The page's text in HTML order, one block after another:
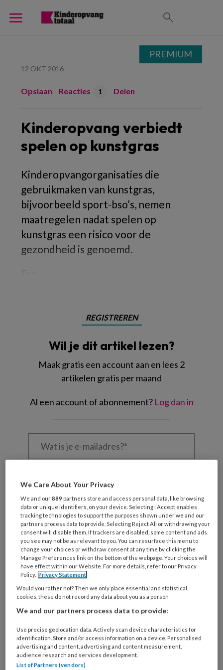
12 OKT 2016
Opslaan Reacties 1 Delen
Kinderopvang verbiedt
spelen op kunstgras
Kinderopvangorganisaties die
gebruikmaken van kunstgras,
bijvoorbeeld sport-bso’s, nemen
maatregelen nadat spelen op
kunstgras een risico voor de
gezondheid is genoemd.
REGISTREREN
Wil je dit artikel lezen?
Maak gratis een account aan en lees 2
artikelen gratis per maand
Al een account of abonnement? Log dan in
Wat
* *
je
wachtwoord*
*
Kies
je
functie *
Bij
welke
organisatie
werk
je?
Untitled
Ontvang 2x per week de
KinderopvangTotaal nieuwsbrief
Ontvang iedere zondag het
Management Kinderopvang
Weekoverzicht
PREMIUM
We Care About Your Privacy
We and our889 partners store and access personal data, like browsing
data or unique identifiers, on your device. Selecting I Accept enables
tracking technologies to support the purposes shown under we and our
partners process data to provide. Selecting Reject All or withdrawing your
consent will disable them. If trackers are disabled, some content and ads
you see may not be as relevant to you. You can resurface this menu to
change your choices or withdraw consent at any time by clicking the
Manage Preferences link on the bottom of the webpage. Your choices will
have effect within our Website. For more details, refer to our Privacy
Policy. Privacy Statement
Would you rather not? Then we only place essential and statistical
cookies, these do not record any data about you as a person
We and our partners process data to provide:
Use precise geolocation data. Actively scan device characteristics for
identification. Store and/or access information on a device. Personalised
advertising and content, advertising and content measurement,
audience research and services development.
List of Partners (vendors)